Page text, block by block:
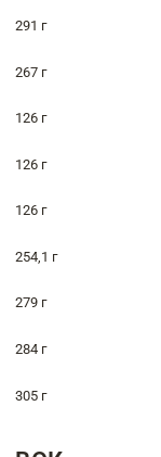
291 г
267 г
126 г
126 г
126 г
254,1 г
279 г
284 г
305 г